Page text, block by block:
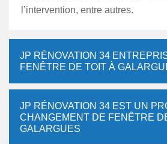
l’intervention, entre autres.
JP RÉNOVATION 34
FENÊTRE DE TOIT À
JP RÉNOVATION 34 EST UN
CHANGEMENT DE FENÊTRE
GALARGUES